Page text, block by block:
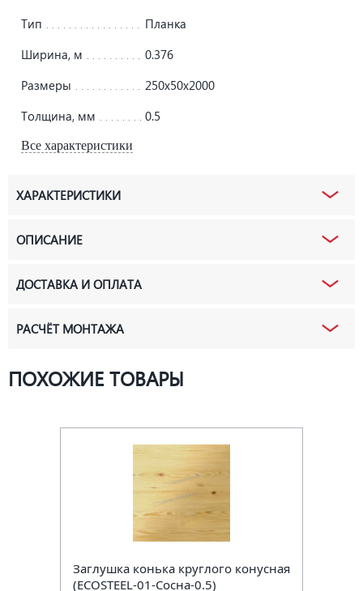
Тип
Планка
Ширина, м
0.376
Размеры
250х50х2000
Толщина, мм
0.5
Все характеристики
ХАРАКТЕРИСТИКИ
ОПИСАНИЕ
ДОСТАВКА И ОПЛАТА
РАСЧЁТ МОНТАЖА
ПОХОЖИЕ ТОВАРЫ
Заглушка конька круглого конусная
(ECOSTEEL-01-Сосна-0.5)